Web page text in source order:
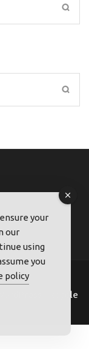
Pro |
Regole
your
our
using
you
policy